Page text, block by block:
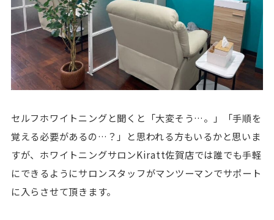
セルフホワイトニングと聞くと「大変そう…。」「手順を
覚える必要があるの…？」と思われる方もいるかと思いま
すが、ホワイトニングサロンKiratt佐賀店では誰でも手軽
にできるようにサロンスタッフがマンツーマンでサポート
に入らさせて頂きます。